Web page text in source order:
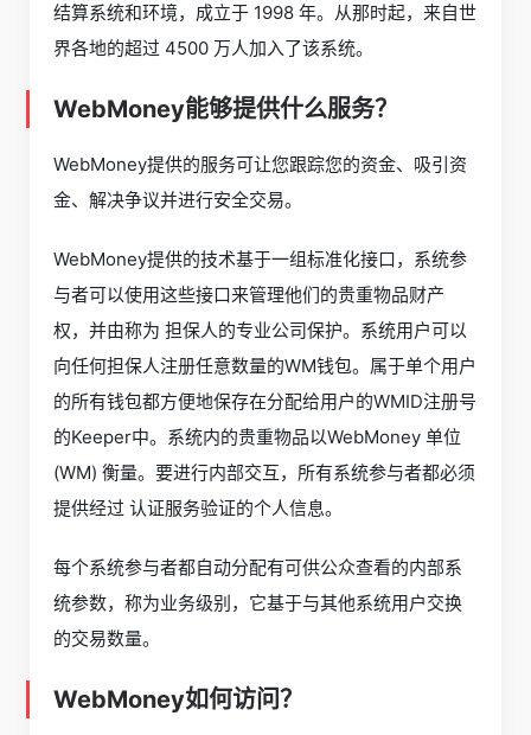
结算系统和环境，成立于 1998 年。从那时起，来自世
界各地的超过 4500 万人加入了该系统。
WebMoney能够提供什么服务？
WebMoney提供的服务可让您跟踪您的资金、吸引资
金、解决争议并进行安全交易。
WebMoney提供的技术基于一组标准化接口，系统参
与者可以使用这些接口来管理他们的贵重物品财产
权，并由称为 担保人的专业公司保护。系统用户可以
向任何担保人注册任意数量的WM钱包。属于单个用户
的所有钱包都方便地保存在分配给用户的WMID注册号
的Keeper中。系统内的贵重物品以WebMoney 单位
(WM) 衡量。要进行内部交互，所有系统参与者都必须
提供经过 认证服务验证的个人信息。
每个系统参与者都自动分配有可供公众查看的内部系
统参数，称为业务级别，它基于与其他系统用户交换
的交易数量。
WebMoney如何访问？